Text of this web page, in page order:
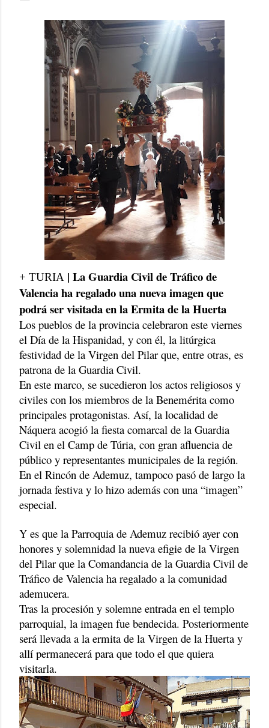
+ TURIA | La Guardia Civil de Tráfico de
Valencia ha regalado una nueva imagen que
podrá ser visitada en la Ermita de la Huerta
Los pueblos de la provincia celebraron este viernes
el Día de la Hispanidad, y con él, la litúrgica
festividad de la Virgen del Pilar que, entre otras, es
patrona de la Guardia Civil.
En este marco, se sucedieron los actos religiosos y
civiles con los miembros de la Benemérita como
principales protagonistas. Así, la localidad de
Náquera acogió la fiesta comarcal de la Guardia
Civil en el Camp de Túria, con gran afluencia de
público y representantes municipales de la región.
En el Rincón de Ademuz, tampoco pasó de largo la
jornada festiva y lo hizo además con una “imagen”
especial.
Y es que la Parroquia de Ademuz recibió ayer con
honores y solemnidad la nueva efigie de la Virgen
del Pilar que la Comandancia de la Guardia Civil de
Tráfico de Valencia ha regalado a la comunidad
ademucera.
Tras la procesión y solemne entrada en el templo
parroquial, la imagen fue bendecida. Posteriormente
será llevada a la ermita de la Virgen de la Huerta y
allí permanecerá para que todo el que quiera
visitarla.